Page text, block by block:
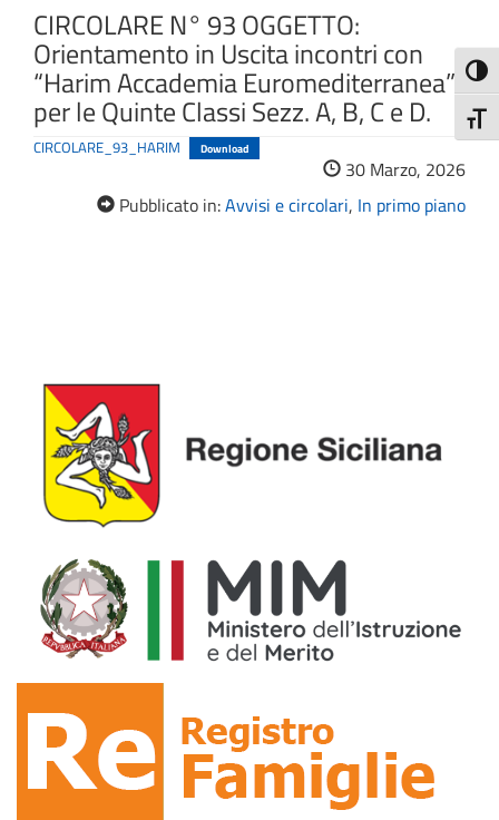
CIRCOLARE N° 93 OGGETTO:
Orientamento in Uscita incontri con
“Harim Accademia Euromediterranea”
per le Quinte Classi Sezz. A, B, C e D.
CIRCOLARE_93_HARIM Download
30 Marzo, 2026
Pubblicato in:Avvisi e circolari, In primo piano